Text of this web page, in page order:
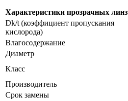
Характеристики прозрачных линз
Dk/t (коэффициент пропускания
кислорода)
Влагосодержание
Диаметр
Класс
Производитель
Срок замены